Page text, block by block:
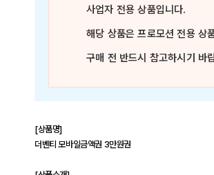
사업자 전용 상품입니다.
해당 상품은프로모션 전용 상
구매 전 반드시 참고하시기 바
[상품명]
더벤티 모바일금액권 3만원권